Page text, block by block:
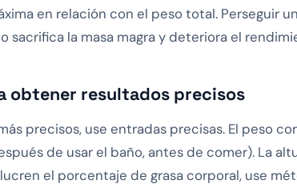
en relación con el peso total. Perseguir
sacrifica la masa magra y deteriora el
obtener resultados precisos
precisos, use entradas precisas. El peso
de usar el baño, antes de comer). La
el porcentaje de grasa corporal, use